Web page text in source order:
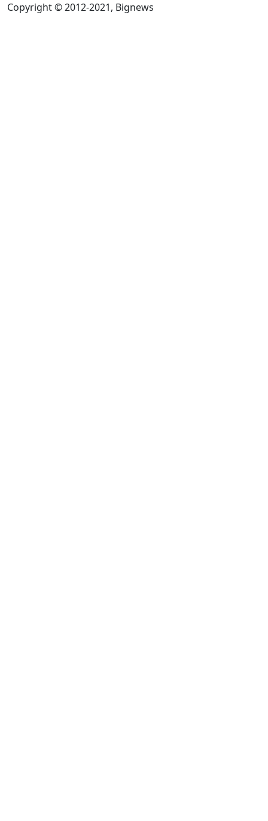
Copyright © 2012-2021, Bignews